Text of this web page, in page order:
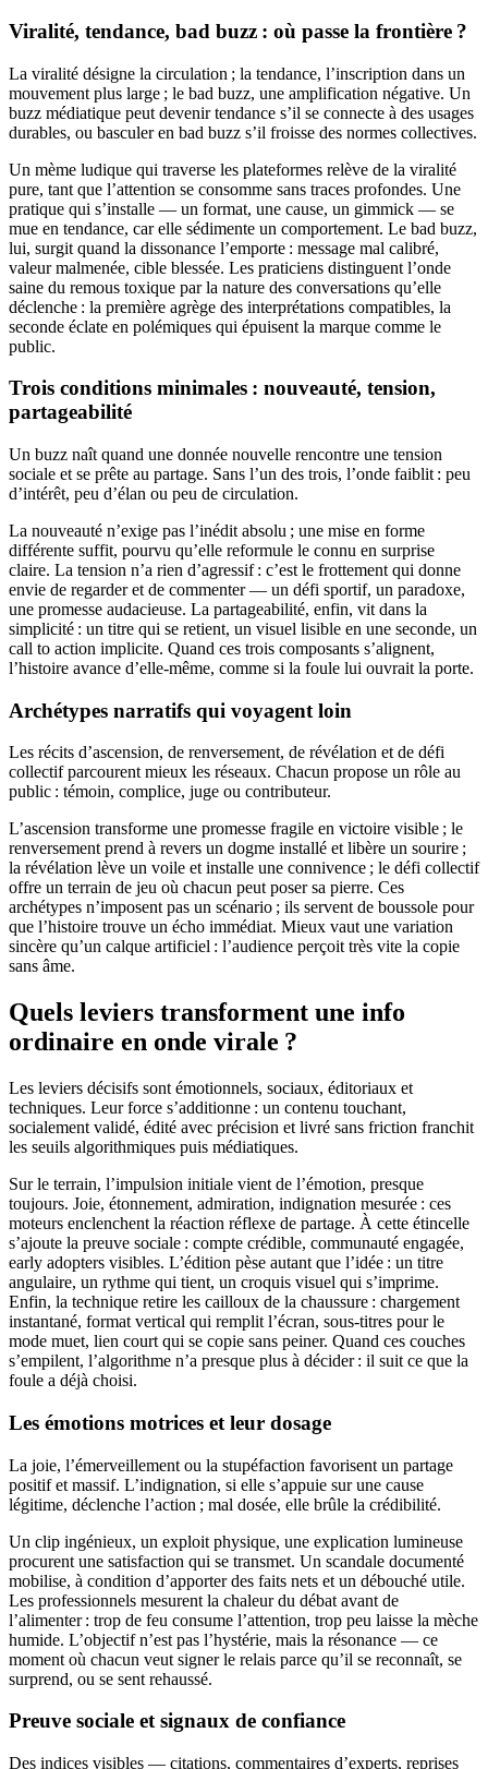
Viralité, tendance, bad buzz : où passe la frontière ?
La viralité désigne la circulation ; la tendance, l’inscription dans un
mouvement plus large ; le bad buzz, une amplification négative. Un
buzz médiatique peut devenir tendance s’il se connecte à des usages
durables, ou basculer en bad buzz s’il froisse des normes collectives.
Un mème ludique qui traverse les plateformes relève de la viralité
pure, tant que l’attention se consomme sans traces profondes. Une
pratique qui s’installe — un format, une cause, un gimmick — se
mue en tendance, car elle sédimente un comportement. Le bad buzz,
lui, surgit quand la dissonance l’emporte : message mal calibré,
valeur malmenée, cible blessée. Les praticiens distinguent l’onde
saine du remous toxique par la nature des conversations qu’elle
déclenche : la première agrège des interprétations compatibles, la
seconde éclate en polémiques qui épuisent la marque comme le
public.
Trois conditions minimales : nouveauté, tension,
partageabilité
Un buzz naît quand une donnée nouvelle rencontre une tension
sociale et se prête au partage. Sans l’un des trois, l’onde faiblit : peu
d’intérêt, peu d’élan ou peu de circulation.
La nouveauté n’exige pas l’inédit absolu ; une mise en forme
différente suffit, pourvu qu’elle reformule le connu en surprise
claire. La tension n’a rien d’agressif : c’est le frottement qui donne
envie de regarder et de commenter — un défi sportif, un paradoxe,
une promesse audacieuse. La partageabilité, enfin, vit dans la
simplicité : un titre qui se retient, un visuel lisible en une seconde, un
call to action implicite. Quand ces trois composants s’alignent,
l’histoire avance d’elle-même, comme si la foule lui ouvrait la porte.
Archétypes narratifs qui voyagent loin
Les récits d’ascension, de renversement, de révélation et de défi
collectif parcourent mieux les réseaux. Chacun propose un rôle au
public : témoin, complice, juge ou contributeur.
L’ascension transforme une promesse fragile en victoire visible ; le
renversement prend à revers un dogme installé et libère un sourire ;
la révélation lève un voile et installe une connivence ; le défi collectif
offre un terrain de jeu où chacun peut poser sa pierre. Ces
archétypes n’imposent pas un scénario ; ils servent de boussole pour
que l’histoire trouve un écho immédiat. Mieux vaut une variation
sincère qu’un calque artificiel : l’audience perçoit très vite la copie
sans âme.
Quels leviers transforment une info
ordinaire en onde virale ?
Les leviers décisifs sont émotionnels, sociaux, éditoriaux et
techniques. Leur force s’additionne : un contenu touchant,
socialement validé, édité avec précision et livré sans friction franchit
les seuils algorithmiques puis médiatiques.
Sur le terrain, l’impulsion initiale vient de l’émotion, presque
toujours. Joie, étonnement, admiration, indignation mesurée : ces
moteurs enclenchent la réaction réflexe de partage. À cette étincelle
s’ajoute la preuve sociale : compte crédible, communauté engagée,
early adopters visibles. L’édition pèse autant que l’idée : un titre
angulaire, un rythme qui tient, un croquis visuel qui s’imprime.
Enfin, la technique retire les cailloux de la chaussure : chargement
instantané, format vertical qui remplit l’écran, sous-titres pour le
mode muet, lien court qui se copie sans peiner. Quand ces couches
s’empilent, l’algorithme n’a presque plus à décider : il suit ce que la
foule a déjà choisi.
Les émotions motrices et leur dosage
La joie, l’émerveillement ou la stupéfaction favorisent un partage
positif et massif. L’indignation, si elle s’appuie sur une cause
légitime, déclenche l’action ; mal dosée, elle brûle la crédibilité.
Un clip ingénieux, un exploit physique, une explication lumineuse
procurent une satisfaction qui se transmet. Un scandale documenté
mobilise, à condition d’apporter des faits nets et un débouché utile.
Les professionnels mesurent la chaleur du débat avant de
l’alimenter : trop de feu consume l’attention, trop peu laisse la mèche
humide. L’objectif n’est pas l’hystérie, mais la résonance — ce
moment où chacun veut signer le relais parce qu’il se reconnaît, se
surprend, ou se sent rehaussé.
Preuve sociale et signaux de confiance
Des indices visibles — citations, commentaires d’experts, reprises